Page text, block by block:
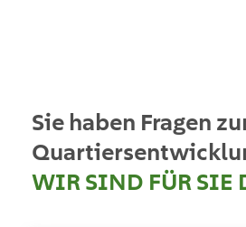
Sie haben Fragen
WIR SIND FÜR SIE